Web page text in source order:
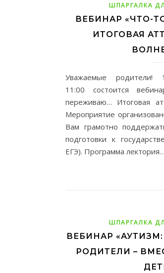
ШПАРГАЛКА
ВЕБИНАР «ЧТО-
ИТОГОВАЯ
Уважаемые
11:00 состоится
переживаю… Итоговая
Мероприятие
Вам грамотно
подготовки к
ЕГЭ). Программа лектория…
ШПАРГАЛКА
ВЕБИНАР
РОДИТЕЛИ –